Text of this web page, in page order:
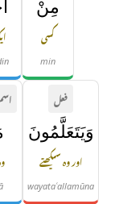
مِنْ
کسی
min
فعل
وَيَتَعَلَّمُونَ
اور وہ سیکھتے
wayataʿallamūna